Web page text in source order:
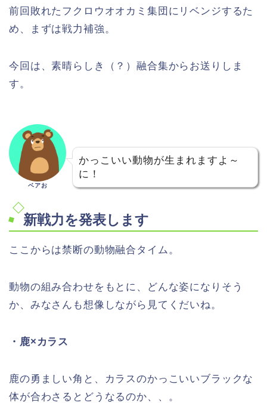
前回敗れたフクロウオオカミ集団にリベンジするた
め、まずは戦力補強。
今回は、素晴らしき（？）融合集からお送りしま
す。
ベアお
かっこいい動物が生まれますよ～
に！
新戦力を発表します
ここからは禁断の動物融合タイム。
動物の組み合わせをもとに、どんな姿になりそう
か、みなさんも想像しながら見てくだいね。
・鹿×カラス
鹿の勇ましい角と、カラスのかっこいいブラックな
体が合わさるとどうなるのか、、。